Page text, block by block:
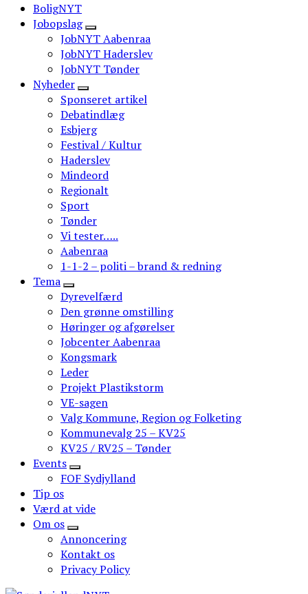
BoligNYT
Jobopslag
JobNYT Aabenraa
JobNYT Haderslev
JobNYT Tønder
Nyheder
Sponseret artikel
Debatindlæg
Esbjerg
Festival / Kultur
Haderslev
Mindeord
Regionalt
Sport
Tønder
Vi tester…..
Aabenraa
1-1-2 – politi – brand & redning
Tema
Dyrevelfærd
Den grønne omstilling
Høringer og afgørelser
Jobcenter Aabenraa
Kongsmark
Leder
Projekt Plastikstorm
VE-sagen
Valg Kommune, Region og Folketing
Kommunevalg 25 – KV25
KV25 / RV25 – Tønder
Events
FOF Sydjylland
Tip os
Værd at vide
Om os
Annoncering
Kontakt os
Privacy Policy